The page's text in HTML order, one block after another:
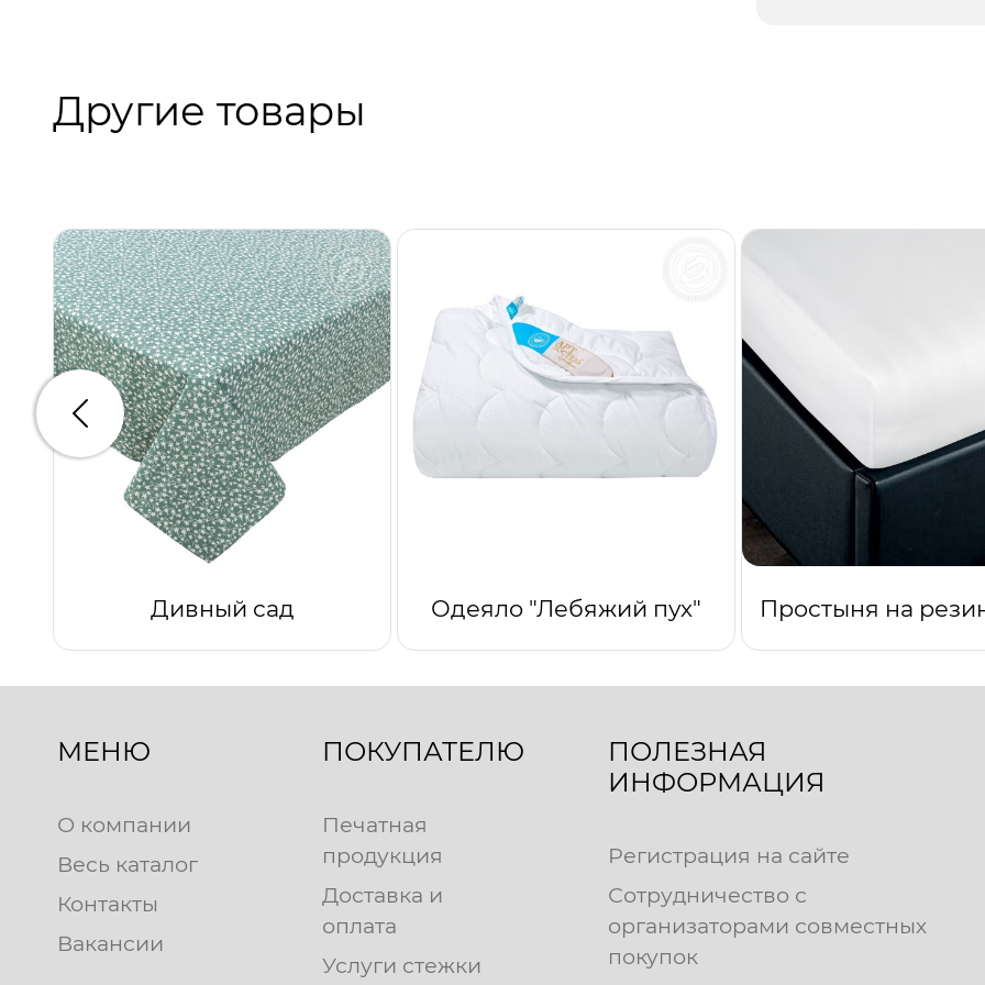
Другие товары
Дивный сад Одеяло "Лебяжий пух"
Предыдущий
МЕНЮ
О компании
Весь каталог
Контакты
Вакансии
ПОКУПАТЕЛЮ
Печатная
продукция
Доставка и
оплата
Услуги стежки
ПОЛЕЗНАЯ
ИНФОРМАЦИЯ
Регистрация на сайте
Сотрудничество с
организаторами совместных
покупок